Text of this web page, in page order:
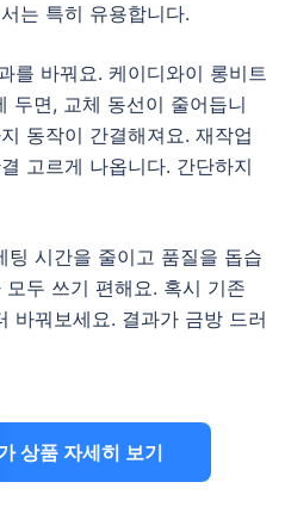
는 특히 유용합니다.
를 바꿔요. 케이디와이 롱비트
두면, 교체 동선이 줄어듭니
동작이 간결해져요. 재작업
고르게 나옵니다. 간단하지
팅 시간을 줄이고 품질을 돕습
두 쓰기 편해요. 혹시 기존
바꿔보세요. 결과가 금방 드러
상품 자세히 보기